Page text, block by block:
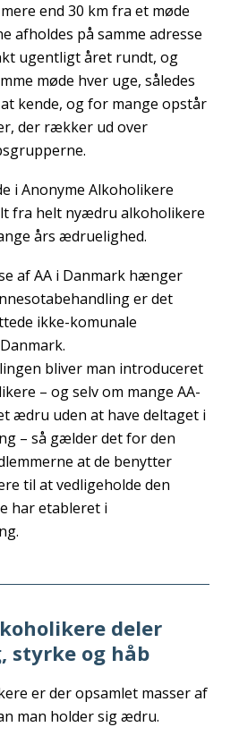
end 30 km fra et møde
afholdes på samme adresse
ugentligt året rundt, og
møde hver uge, således
kende, og for mange opstår
der rækker ud over
i Anonyme Alkoholikere
fra helt nyædru alkoholikere
års ædruelighed.
af AA i Danmark hænger
er det
ikke-komunale
bliver man introduceret
– og selv om mange AA-
ædru uden at have deltaget i
– så gælder det for den
at de benytter
til at vedligeholde den
har etableret i
deler
styrke og håb
er der opsamlet masser af
man holder sig ædru.